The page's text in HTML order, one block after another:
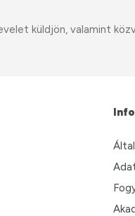
küldjön, valamint